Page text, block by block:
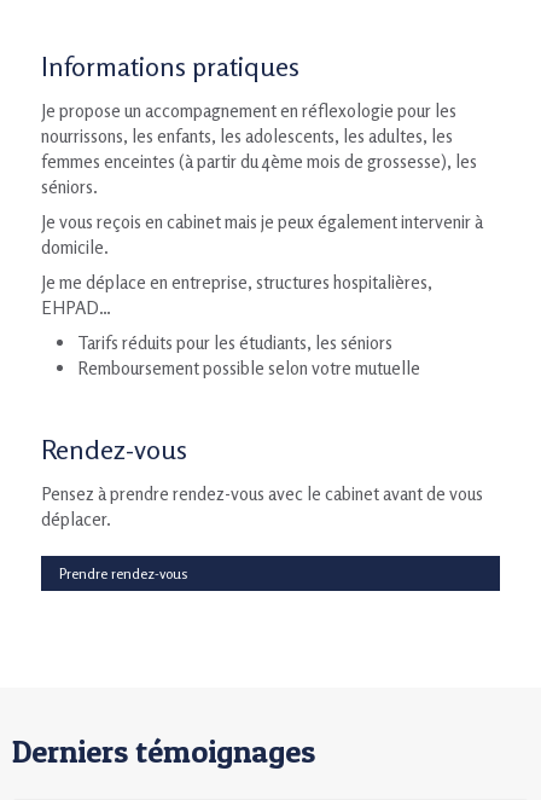
Informations pratiques
Je propose un accompagnement en réflexologie pour les
nourrissons, les enfants, les adolescents, les adultes, les
femmes enceintes (à partir du 4ème mois de grossesse), les
séniors.
Je vous reçois en cabinet mais je peux également intervenir à
domicile.
Je me déplace en entreprise, structures hospitalières,
EHPAD…
Tarifs réduits pour les étudiants, les séniors
Remboursement possible selon votre mutuelle
Rendez-vous
Pensez à prendre rendez-vous avec le cabinet avant de vous
déplacer.
Prendre rendez-vous
Derniers témoignages